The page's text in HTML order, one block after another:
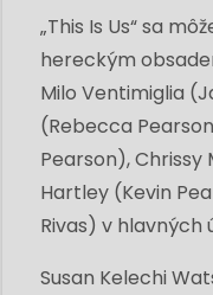
„This Is Us“ sa
hereckým
Milo Ventimiglia
(Rebecca
Pearson), Chrissy
Hartley (Kevin
Rivas) v hlavných
Susan Kelechi